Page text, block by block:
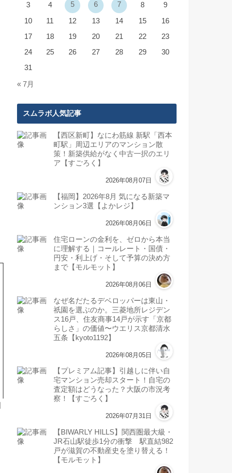
3 4 5 6 7 8 9
10 11 12 13 14 15
16
17
18 19 20 21 22
23
24
25 26 27 28 29
30
31
« 7月
スムラボ人気記事
【西区新町】なにわ筋線 新駅「西本
町駅」周辺エリアのマンション散
策！新築供給がなく中古一択のエリ
ア【すごろく】
2026年08月07日
【福岡】2026年8月 気になる新築マ
ンション3選【よかレジ】
2026年08月06日
住宅ローンの金利を、ゼロから本当
に理解する｜コールレート・国債・
円安・利上げ・そして予算の決め方
まで【モルモット】
2026年08月06日
なぜ名だたるデベロッパーは東山・
祇園を選ぶのか。三菱地所レジデン
ス16戸、住友商事14戸が示す「京都
らしさ」の価値〜ウエリス京都清水
五条【kyoto1192】
2026年08月05日
【プレミアム記事】引越しに伴い自
宅マンション売却スタート！自宅の
査定額はどうなった？大阪の市況考
察！【すごろく】
2026年07月31日
【BIWARLY HILLS】関西圏最大級・
JR石山駅徒歩1分の衝撃 駅直結982
戸が滋賀の不動産史を塗り替える！
【モルモット】